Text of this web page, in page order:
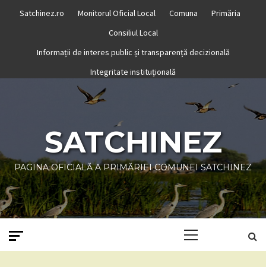
Satchinez.ro Monitorul Oficial Local Comuna
Primăria
Consiliul Local
Informații de interes public și transparență decizională
Integritate instituțională
SATCHINEZ
PAGINA OFICIALĂ A PRIMĂRIEI COMUNEI SATCHINEZ